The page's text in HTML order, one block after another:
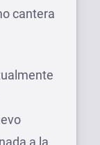
cantera
a la